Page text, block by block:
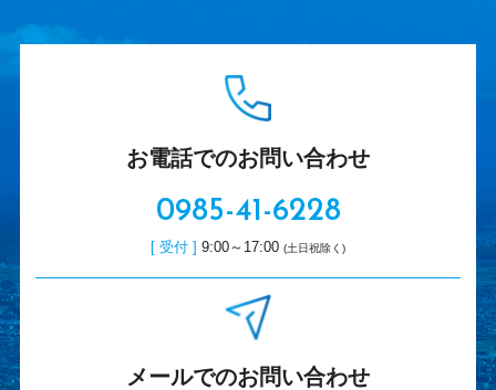
お電話でのお問い合わせ
0985-41-6228
[ 受付 ] 9:00～17:00 (土日祝除く)
メールでのお問い合わせ